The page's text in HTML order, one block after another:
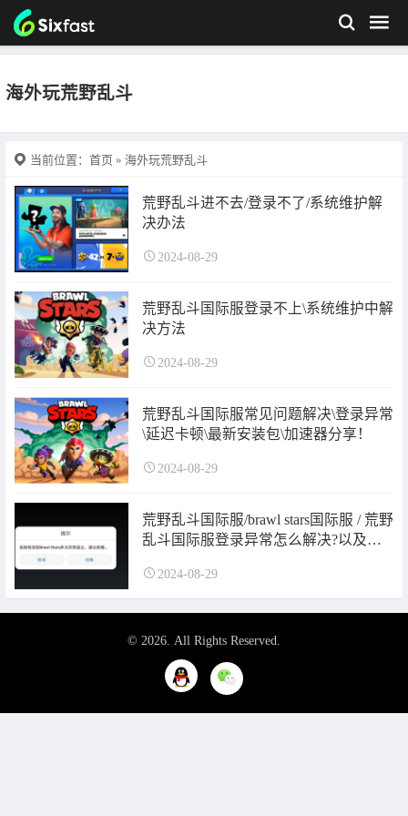
海外玩荒野乱斗
当前位置： 首页 » 海外玩荒野乱斗
荒野乱斗进不去/登录不了/系统维护解
决办法
2024-08-29
荒野乱斗国际服登录不上\系统维护中解
决方法
2024-08-29
荒野乱斗国际服常见问题解决\登录异常
\延迟卡顿\最新安装包\加速器分享！
2024-08-29
荒野乱斗国际服/brawl stars国际服 / 荒野
乱斗国际服登录异常怎么解决?以及游
2024-08-29
© 2026. All Rights Reserved.